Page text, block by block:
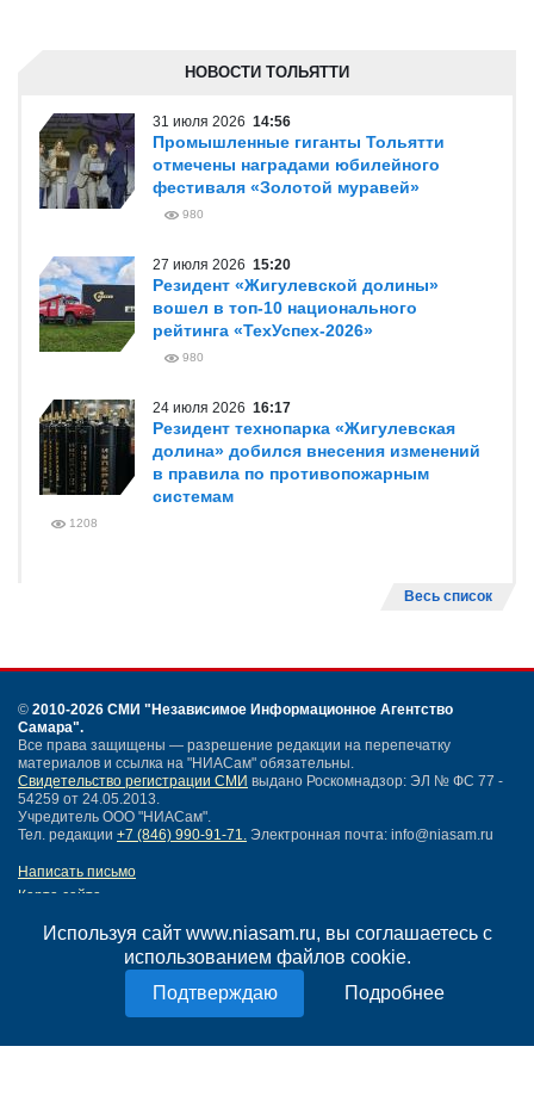
Используя сайт www.niasam.ru, вы соглашаетесь с
использованием файлов cookie.
Подробнее
НОВОСТИ ТОЛЬЯТТИ
31 июля 2026 14:56
Промышленные гиганты Тольятти
отмечены наградами юбилейного
фестиваля «Золотой муравей»
980
27 июля 2026 15:20
Резидент «Жигулевской долины»
вошел в топ-10 национального
рейтинга «ТехУспех-2026»
980
24 июля 2026 16:17
Резидент технопарка «Жигулевская
долина» добился внесения изменений
в правила по противопожарным
системам
1208
Весь список
© 2010-2026 СМИ "Независимое Информационное Агентство
Самара".
Все права защищены — разрешение редакции на перепечатку
материалов и ссылка на "НИАСам" обязательны.
Свидетельство регистрации СМИ выдано Роскомнадзор: ЭЛ № ФС 77 -
54259 от 24.05.2013.
Учредитель ООО "НИАСам".
Тел. редакции +7 (846) 990-91-71. Электронная почта: info@niasam.ru
Написать письмо
Карта сайта
Политика конфиденциальности
Согласие на обработку персональных данных